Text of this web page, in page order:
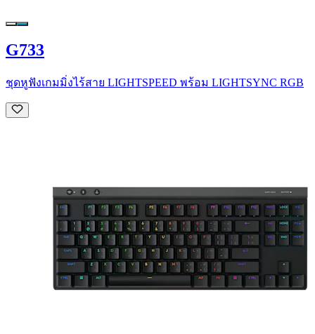
G733
ชุดหูฟังเกมมิ่งไร้สาย LIGHTSPEED พร้อม LIGHTSYNC RGB